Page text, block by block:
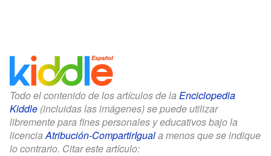
Todo el contenido de los artículos de la Enciclopedia
Kiddle (incluidas las imágenes) se puede utilizar
libremente para fines personales y educativos bajo la
licencia Atribución-CompartirIguala menos que se indique
lo contrario. Citar este artículo: